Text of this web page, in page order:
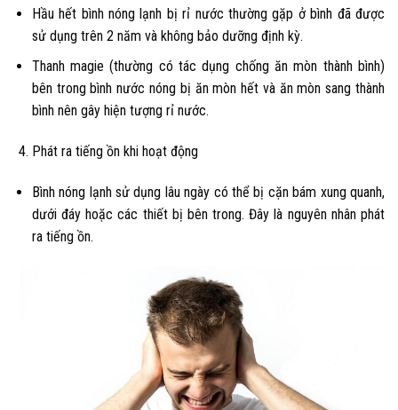
Hầu hết bình nóng lạnh bị rỉ nước thường gặp ở bình đã được
sử dụng trên 2 năm và không bảo dưỡng định kỳ.
Thanh magie (thường có tác dụng chống ăn mòn thành bình)
bên trong bình nước nóng bị ăn mòn hết và ăn mòn sang thành
bình nên gây hiện tượng rỉ nước.
Phát ra tiếng ồn khi hoạt động
Bình nóng lạnh sử dụng lâu ngày có thể bị cặn bám xung quanh,
dưới đáy hoặc các thiết bị bên trong. Đây là nguyên nhân phát
ra tiếng ồn.